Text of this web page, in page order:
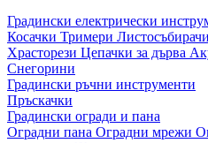
Градински електрически
Косачки Тримери
Храсторези Цепачки за дърва
Снегорини
Градински ръчни инструменти
Пръскачки
Градински огради и пана
Оградни пана Оградни мрежи